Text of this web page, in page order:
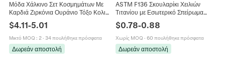
Μόδα Χάλκινο Σετ Κοσμημάτων Με
Καρδιά Ζιρκόνια Ουράνιο Τόξο Κολιέ
Βραχιόλι Κομψό Πολύχρωμο
Μενταγιόν Καρδιά για Γυναίκες
$4.11-5.01
Μικτό MOQ : 2· 34 πουλήθηκε πρόσφατα
Δωρεάν αποστολή
ASTM F136 Σκουλαρίκι Χειλιών
Τιτανίου με Εσωτερικό Σπείρωμα
Αστέρι Φεγγάρι Κεραυνός Χρυσό
Ασημί Γεωμετρικά Κοσμήματα
$0.78-0.88
Χωρίς MOQ · 60 πουλήθηκε πρόσφατα
Δωρεάν αποστολή